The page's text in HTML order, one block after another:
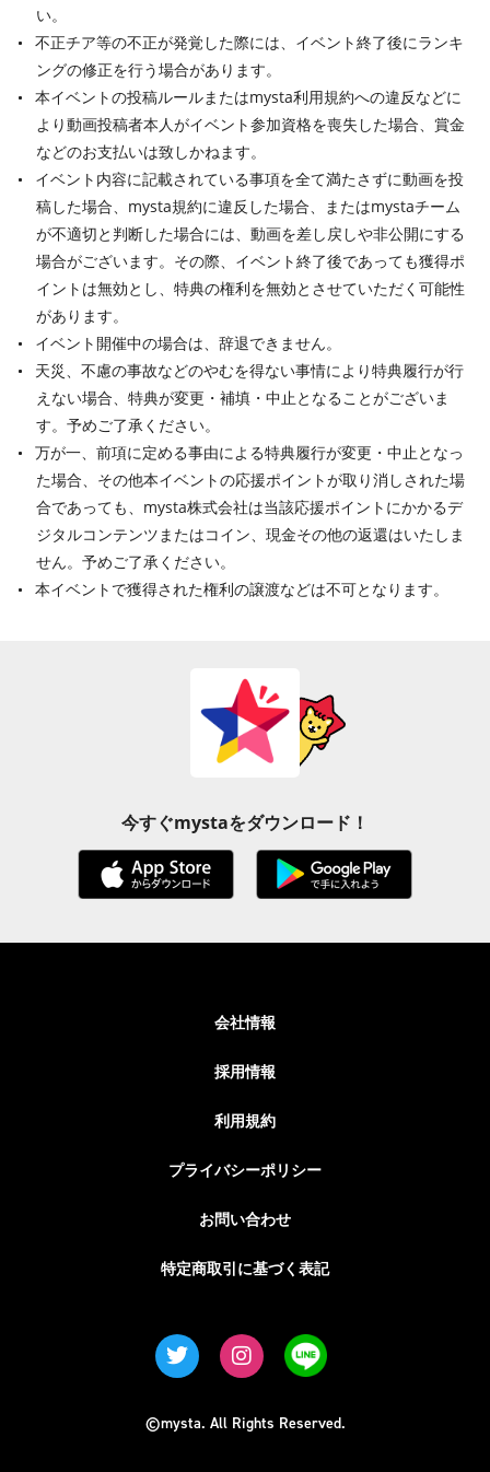
い。
不正チア等の不正が発覚した際には、イベント終了後にランキ
ングの修正を行う場合があります。
本イベントの投稿ルールまたはmysta利用規約への違反などに
より動画投稿者本人がイベント参加資格を喪失した場合、賞金
などのお支払いは致しかねます。
イベント内容に記載されている事項を全て満たさずに動画を投
稿した場合、mysta規約に違反した場合、またはmystaチーム
が不適切と判断した場合には、動画を差し戻しや非公開にする
場合がございます。その際、イベント終了後であっても獲得ポ
イントは無効とし、特典の権利を無効とさせていただく可能性
があります。
イベント開催中の場合は、辞退できません。
天災、不慮の事故などのやむを得ない事情により特典履行が行
えない場合、特典が変更・補填・中止となることがございま
す。予めご了承ください。
万が一、前項に定める事由による特典履行が変更・中止となっ
た場合、その他本イベントの応援ポイントが取り消しされた場
合であっても、mysta株式会社は当該応援ポイントにかかるデ
ジタルコンテンツまたはコイン、現金その他の返還はいたしま
せん。予めご了承ください。
本イベントで獲得された権利の譲渡などは不可となります。
今すぐmystaをダウンロード！
会社情報
採用情報
利用規約
プライバシーポリシー
お問い合わせ
特定商取引に基づく表記
©mysta. All Rights Reserved.